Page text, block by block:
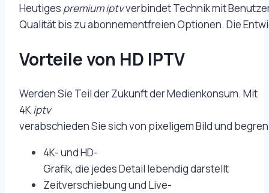
Heutiges premium iptvverbindet Technik mit
Qualität bis zu abonnementfreien Optionen. Die
Vorteile von HD IPTV
Werden Sie Teil der Zukunft der Medienkonsum. Mit
4Kiptv
verabschieden Sie sich von pixeligem Bild und
4K- und HD-
Grafik, die jedes Detail lebendig darstellt
Zeitverschiebung und Live-